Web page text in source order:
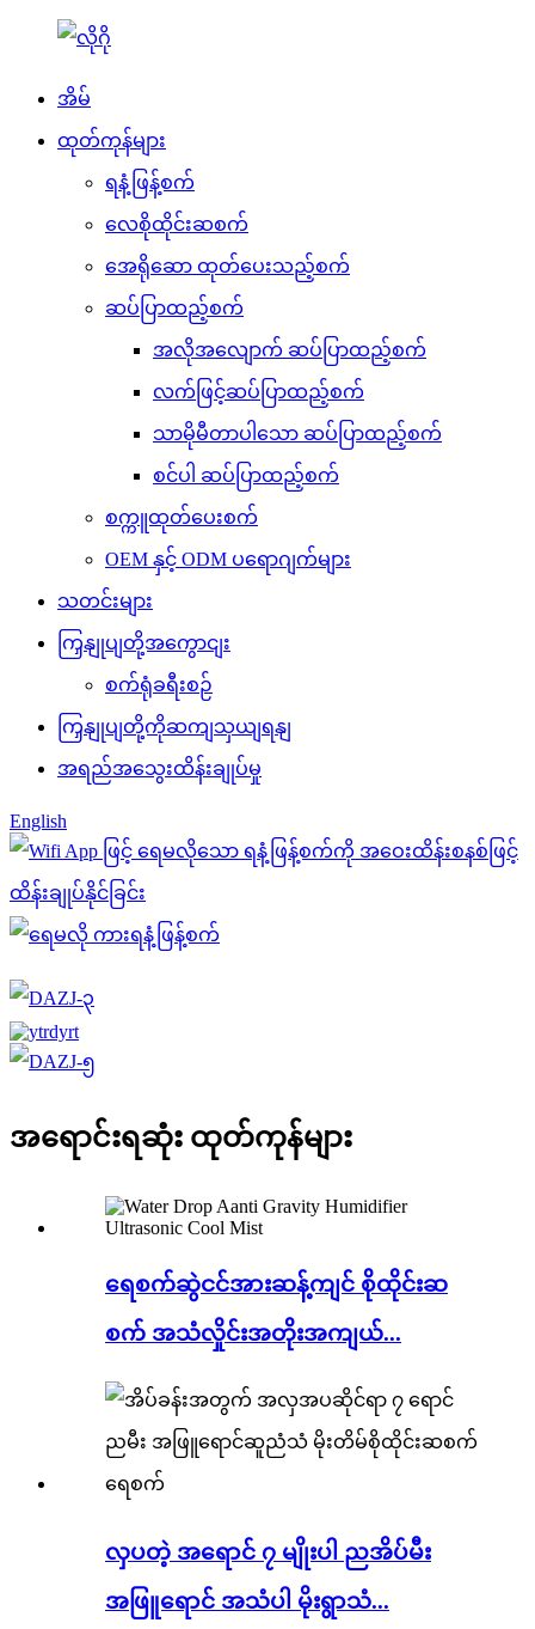
အိမ်
ထုတ်ကုန်များ
ရနံ့ဖြန့်စက်
လေစိုထိုင်းဆစက်
အေရိုဆော ထုတ်ပေးသည့်စက်
ဆပ်ပြာထည့်စက်
အလိုအလျောက် ဆပ်ပြာထည့်စက်
လက်ဖြင့်ဆပ်ပြာထည့်စက်
သာမိုမီတာပါသော ဆပ်ပြာထည့်စက်
စင်ပါ ဆပ်ပြာထည့်စက်
စက္ကူထုတ်ပေးစက်
OEM နှင့် ODM ပရောဂျက်များ
သတင်းများ
ကြှနျုပျတို့အကွောငျး
စက်ရုံခရီးစဉ်
ကြှနျုပျတို့ကိုဆကျသှယျရနျ
အရည်အသွေးထိန်းချုပ်မှု
English
အရောင်းရဆုံး ထုတ်ကုန်များ
ရေစက်ဆွဲငင်အားဆန့်ကျင် စိုထိုင်းဆ
စက် အသံလှိုင်းအတိုးအကျယ်...
လှပတဲ့ အရောင် ၇ မျိုးပါ ညအိပ်မီး
အဖြူရောင် အသံပါ မိုးရွာသံ...